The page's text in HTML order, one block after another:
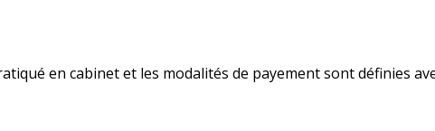
en cabinet et les modalités de payement sont définies